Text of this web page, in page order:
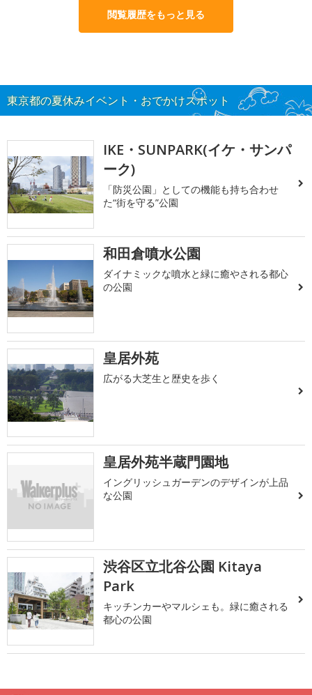
閲覧履歴をもっと見る
東京都の夏休みイベント・おでかけスポット
IKE・SUNPARK(イケ・サンパ
ーク)
「防災公園」としての機能も持ち合わせ
た“街を守る”公園
和田倉噴水公園
ダイナミックな噴水と緑に癒やされる都心
の公園
皇居外苑
広がる大芝生と歴史を歩く
皇居外苑半蔵門園地
イングリッシュガーデンのデザインが上品
な公園
渋谷区立北谷公園 Kitaya
Park
キッチンカーやマルシェも。緑に癒される
都心の公園